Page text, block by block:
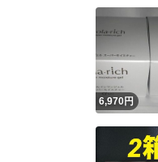
6,970円